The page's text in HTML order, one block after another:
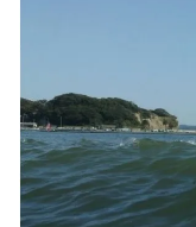
提供元：
この記事